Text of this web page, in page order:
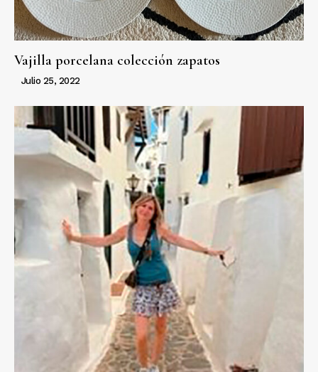
Vajilla porcelana colección zapatos
Julio 25, 2022